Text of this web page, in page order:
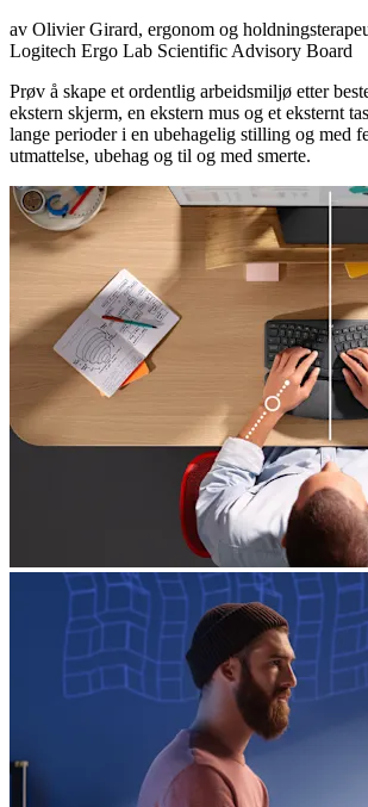
av Olivier Girard, ergonom og
Logitech Ergo Lab Scientific Advisory Board
Prøv å skape et ordentlig arbeidsmiljø etter
ekstern skjerm, en ekstern mus og et eksternt
lange perioder i en ubehagelig stilling og med
utmattelse, ubehag og til og med smerte.